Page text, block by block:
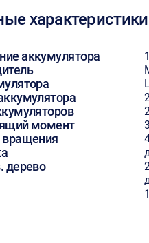
характеристики
аккумулятора
момент
вращения
дерево